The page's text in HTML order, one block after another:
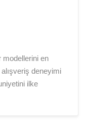
en
deneyimi
ilke